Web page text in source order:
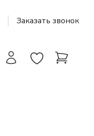
Заказать звонок